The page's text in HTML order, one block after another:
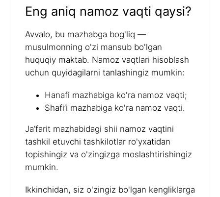
Eng aniq namoz vaqti qaysi?
Avvalo, bu mazhabga bog'liq —
musulmonning o'zi mansub bo'lgan
huquqiy maktab. Namoz vaqtlari hisoblash
uchun quyidagilarni tanlashingiz mumkin:
Hanafi mazhabiga ko'ra namoz vaqti;
Shafi’i mazhabiga ko'ra namoz vaqti.
Ja’farit mazhabidagi shii namoz vaqtini
tashkil etuvchi tashkilotlar ro'yxatidan
topishingiz va o'zingizga moslashtirishingiz
mumkin.
Ikkinchidan, siz o'zingiz bo'lgan kengliklarga